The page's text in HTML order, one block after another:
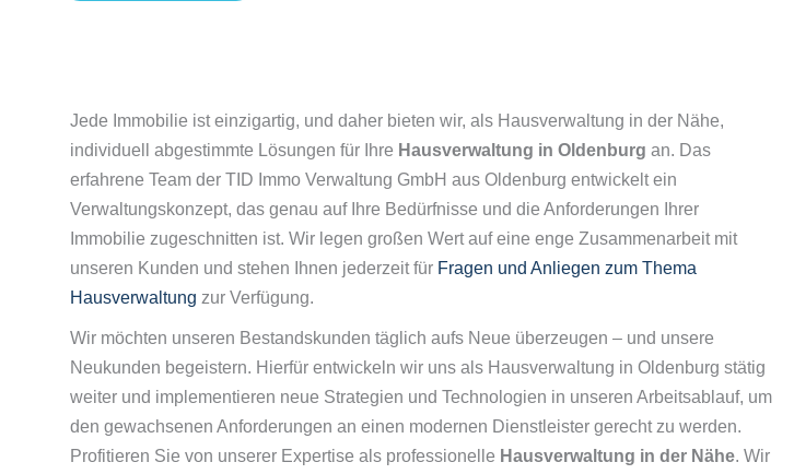
Jede Immobilie ist einzigartig, und daher bieten wir, als Hausverwaltung in der Nähe,
individuell abgestimmte Lösungen für Ihre Hausverwaltung in Oldenburg an. Das
erfahrene Team der TID Immo Verwaltung GmbH aus Oldenburg entwickelt ein
Verwaltungskonzept, das genau auf Ihre Bedürfnisse und die Anforderungen Ihrer
Immobilie zugeschnitten ist. Wir legen großen Wert auf eine enge Zusammenarbeit mit
unseren Kunden und stehen Ihnen jederzeit für Fragen und Anliegen zum Thema
Hausverwaltung zur Verfügung.
Wir möchten unseren Bestandskunden täglich aufs Neue überzeugen – und unsere
Neukunden begeistern. Hierfür entwickeln wir uns als Hausverwaltung in Oldenburg stätig
weiter und implementieren neue Strategien und Technologien in unseren Arbeitsablauf, um
den gewachsenen Anforderungen an einen modernen Dienstleister gerecht zu werden.
Profitieren Sie von unserer Expertise als professionelle Hausverwaltung in der Nähe. Wir